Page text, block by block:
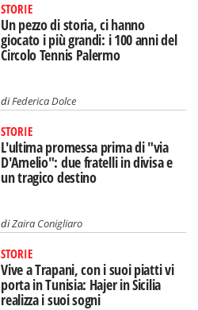
STORIE
Un pezzo di storia, ci hanno
giocato i più grandi: i 100 anni del
Circolo Tennis Palermo
diFederica Dolce
STORIE
L'ultima promessa prima di "via
D'Amelio": due fratelli in divisa e
un tragico destino
diZaira Conigliaro
STORIE
Vive a Trapani, con i suoi piatti vi
porta in Tunisia: Hajer in Sicilia
realizza i suoi sogni